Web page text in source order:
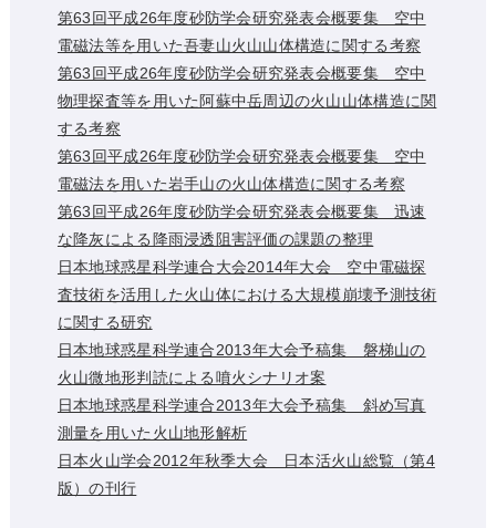
第63回平成26年度砂防学会研究発表会概要集 空中
電磁法等を用いた吾妻山火山山体構造に関する考察
第63回平成26年度砂防学会研究発表会概要集 空中
物理探査等を用いた阿蘇中岳周辺の火山山体構造に関
する考察
第63回平成26年度砂防学会研究発表会概要集 空中
電磁法を用いた岩手山の火山体構造に関する考察
第63回平成26年度砂防学会研究発表会概要集 迅速
な降灰による降雨浸透阻害評価の課題の整理
日本地球惑星科学連合大会2014年大会 空中電磁探
査技術を活用した火山体における大規模崩壊予測技術
に関する研究
日本地球惑星科学連合2013年大会予稿集 磐梯山の
火山微地形判読による噴火シナリオ案
日本地球惑星科学連合2013年大会予稿集 斜め写真
測量を用いた火山地形解析
日本火山学会2012年秋季大会 日本活火山総覧（第4
版）の刊行